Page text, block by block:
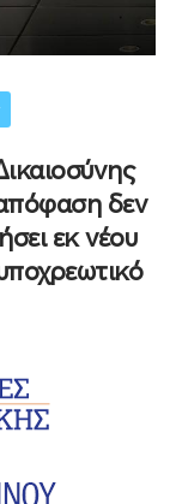
δεν
εκ νέου